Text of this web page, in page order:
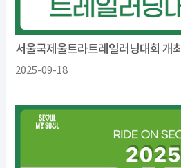
서울국제울트라트레일러닝대회 개최
2025-09-18